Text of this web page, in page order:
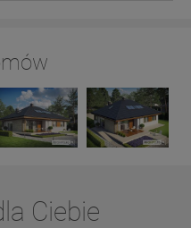
Ciebie